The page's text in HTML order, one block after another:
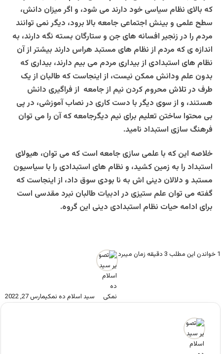
که بالای نظام سیاسی خود دارند می شود، و اگر میزان دانش،
سطح علمی و بینش اجتماعی جامعه بالا برود، دیگر نمی توانند
مردم را در زنجیر افسانه های جن و ستارگان بسته نگه دارند، به
اندازه ی که مردم از نظام های مستبد هراس دارند بیشتر از آن
نظام های استبدادی از بیداری مردم می بیم دارند، بیداری که
بدون علم ودانش ممکن نیست، از اینجاست که طالبان از یک
طرف در تلاش محروم کردن نیم از جامعه از فراگیری دانش
هستند، و از سوی دیگر با دست کاری در نصاب آموزشی، در پی
بی محتوا ساختن تعلیم برای نیم دیگرجامعه که آن را می توان
فرهنگ سازی استبداد نامید.
خلاصه این که با علمی سازی جامعه است که می توان، هیولای
استبداد را به زمین کشید، و نظام های استبدادی را با سیاسیون
مستبد و دلالان دینی اش به نا بودی سوق داد، از اینجاست که
گفته می توان علم ستیزی در ادبیات طالبان نبرد مقدسی است
برای ادامه حیات نظام استبدادی دینی این گروه.
سید اسلام ده نمکیمارس 27, 2022
1 خواندن این مطلب 3 دقیقه زمان میبرد